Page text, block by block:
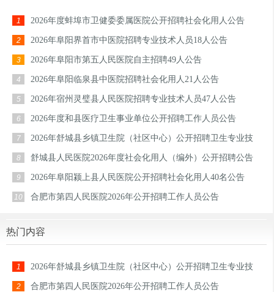
1 2026年度蚌埠市卫健委委属医院公开招聘社会化用人公告
2 2026年阜阳界首市中医院招聘专业技术人员18人公告
3 2026年阜阳市第五人民医院自主招聘49人公告
4 2026年阜阳临泉县中医院招聘社会化用人21人公告
5 2026年宿州灵璧县人民医院招聘专业技术人员47人公告
6 2026年度和县医疗卫生事业单位公开招聘工作人员公告
7
2026年舒城县乡镇卫生院（社区中心）公开招聘卫生专业技
术人员公告
8 舒城县人民医院2026年度社会化用人（编外）公开招聘公告
9 2026年阜阳颍上县人民医院公开招聘社会化用人40名公告
10 合肥市第四人民医院2026年公开招聘工作人员公告
热门内容
1
2026年舒城县乡镇卫生院（社区中心）公开招聘卫生专业技
术人员公告
2 合肥市第四人民医院2026年公开招聘工作人员公告